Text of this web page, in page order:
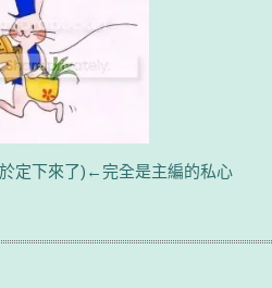
定下來了)←完全是主編的私心